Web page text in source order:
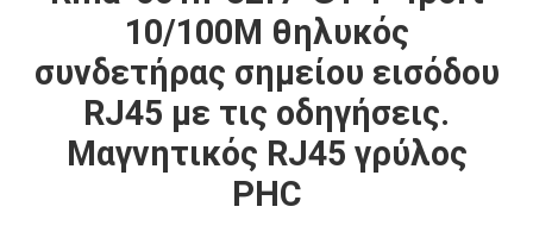
ΠΡΟΪΌΝΤΑ
ΠΕΡΊΠΟΥ
10/100M θηλυκός
συνδετήρας σημείου εισόδου
RJ45 με τις οδηγήσεις.
Μαγνητικός RJ45 γρύλος
PHC